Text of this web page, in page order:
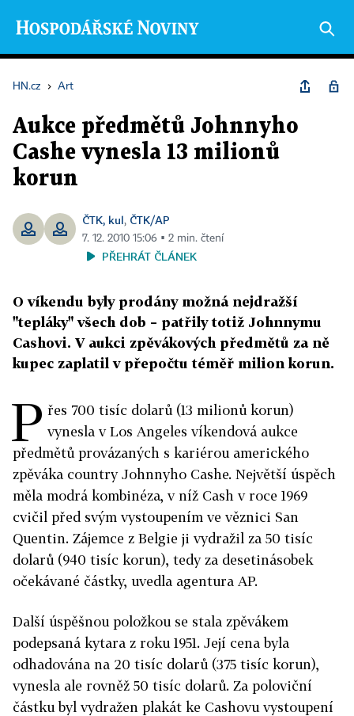
HN.cz › Art
Aukce předmětů Johnnyho
Cashe vynesla 13 milionů
korun
ČTK, kul, ČTK/AP
7. 12. 2010 15:06 ▪ 2 min. čtení
PŘEHRÁT ČLÁNEK
O víkendu byly prodány možná nejdražší
"tepláky" všech dob – patřily totiž Johnnymu
Cashovi. V aukci zpěvákových předmětů za ně
kupec zaplatil v přepočtu téměř milion korun.
P řes 700 tisíc dolarů (13 milionů korun)
vynesla v Los Angeles víkendová aukce
předmětů provázaných s kariérou amerického
zpěváka country Johnnyho Cashe. Největší úspěch
měla modrá kombinéza, v níž Cash v roce 1969
cvičil před svým vystoupením ve věznici San
Quentin. Zájemce z Belgie ji vydražil za 50 tisíc
dolarů (940 tisíc korun), tedy za desetinásobek
očekávané částky, uvedla agentura AP.
Další úspěšnou položkou se stala zpěvákem
podepsaná kytara z roku 1951. Její cena byla
odhadována na 20 tisíc dolarů (375 tisíc korun),
vynesla ale rovněž 50 tisíc dolarů. Za poloviční
částku byl vydražen plakát ke Cashovu vystoupení